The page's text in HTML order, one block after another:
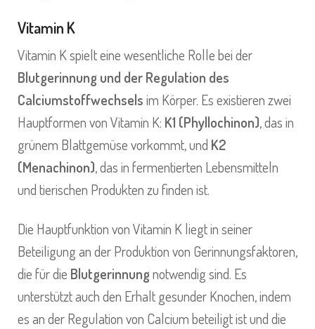
Vitamin K
Vitamin K spielt eine wesentliche Rolle bei der
Blutgerinnung und der Regulation des
Calciumstoffwechselsim Körper. Es existieren zwei
Hauptformen von Vitamin K: K1 (Phyllochinon), das in
grünem Blattgemüse vorkommt, und K2
(Menachinon), das in fermentierten Lebensmitteln
und tierischen Produkten zu finden ist.
Die Hauptfunktion von Vitamin K liegt in seiner
Beteiligung an der Produktion von Gerinnungsfaktoren,
die für die Blutgerinnungnotwendig sind. Es
unterstützt auch den Erhalt gesunder Knochen, indem
es an der Regulation von Calcium beteiligt ist und die